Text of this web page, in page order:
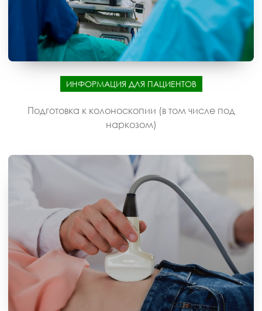
ИНФОРМАЦИЯ ДЛЯ ПАЦИЕНТОВ
Подготовка к колоноскопии (в том числе под
наркозом)